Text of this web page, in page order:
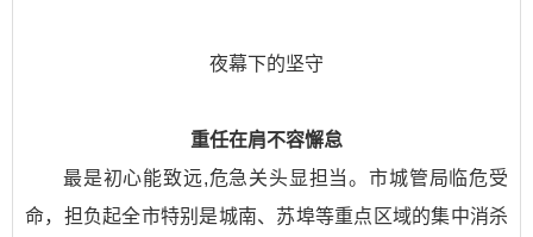
夜幕下的坚守
重任在肩不容懈怠
最是初心能致远,危急关头显担当。市城管局临危受
命，担负起全市特别是城南、苏埠等重点区域的集中消杀